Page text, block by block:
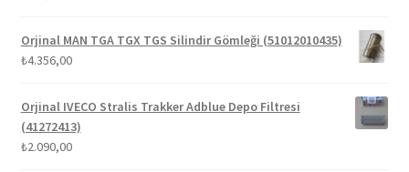
Orjinal MAN TGA TGX TGS Silindir Gömleği (51012010435)
₺4.356,00
Orjinal IVECO Stralis Trakker Adblue Depo Filtresi
(41272413)
₺2.090,00